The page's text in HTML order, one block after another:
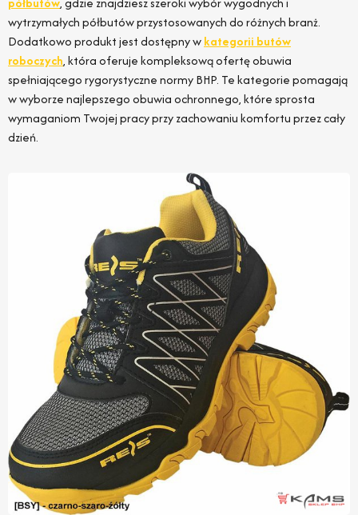
wytrzymałych półbutów przystosowanych do różnych branż.
Dodatkowo produkt jest dostępny wkategorii butów
roboczych, która oferuje kompleksową ofertę obuwia
spełniającego rygorystyczne normy BHP. Te kategorie pomagają
w wyborze najlepszego obuwia ochronnego, które sprosta
wymaganiom Twojej pracy przy zachowaniu komfortu przez cały
dzień.